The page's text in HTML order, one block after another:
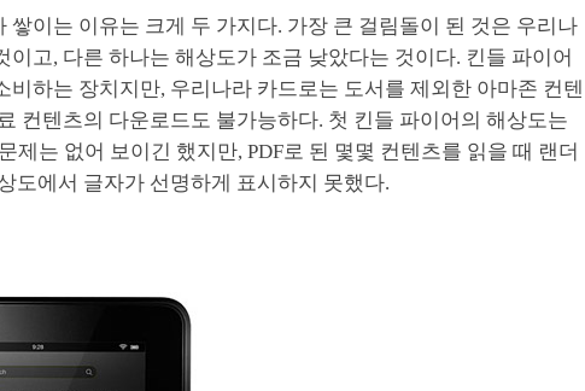
쌓이는 이유는 크게 두 가지다. 가장 큰 걸림돌이 된 것은 우리나
이고, 다른 하나는 해상도가 조금 낮았다는 것이다. 킨들 파이어
비하는 장치지만, 우리나라 카드로는 도서를 제외한 아마존 컨텐
컨텐츠의 다운로드도 불가능하다. 첫 킨들 파이어의 해상도는
제는 없어 보이긴 했지만, PDF로 된 몇몇 컨텐츠를 읽을 때 랜더
도에서 글자가 선명하게 표시하지 못했다.